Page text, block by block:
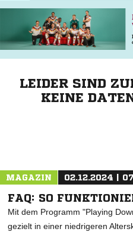
LEIDER SIND
KEINE
MAGAZIN 02.12.2024 |
FAQ: SO
Mit dem Programm "Playing
gezielt in einer niedrigeren